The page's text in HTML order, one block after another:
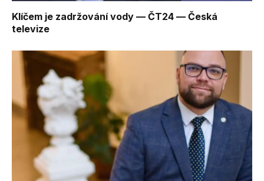
Klíčem je zadržování vody — ČT24 — Česká
televize